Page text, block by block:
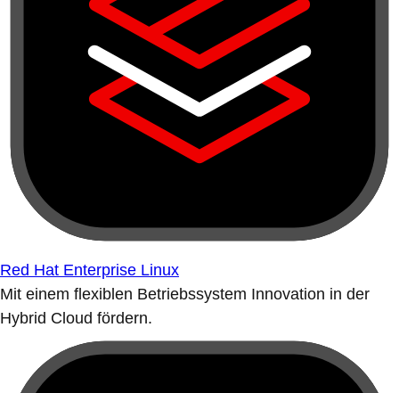
Red Hat Enterprise Linux
Mit einem flexiblen Betriebssystem Innovation in der
Hybrid Cloud fördern.